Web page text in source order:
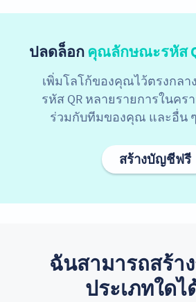
ปลดล็อกคุณลักษณะรหัส
เพิ่มโลโก้ของคุณไว้ตรงกลา
รหัส QR หลายรายการในคร
ร่วมกับทีมของคุณ และอื่น
สร้างบัญชีฟรี
ฉันสามารถสร้าง
ประเภทใดไ